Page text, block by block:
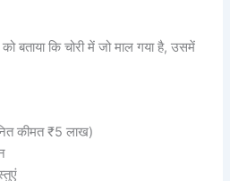
बताया कि चोरी में जो माल गया है, उसमें
कीमत ₹5 लाख)